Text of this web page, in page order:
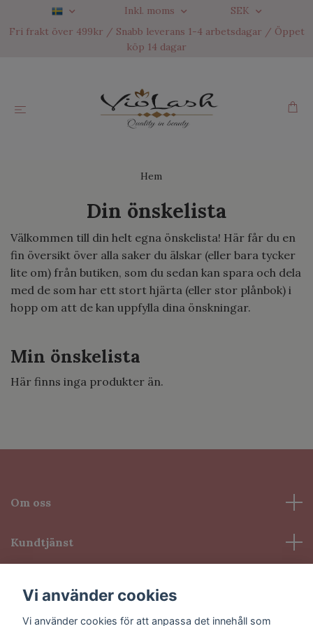
Inkl. moms
SEK
Fri frakt över 499kr / Snabb leverans 1-4 arbetsdagar / Öppet
köp 14 dagar
Hem
Din önskelista
Välkommen till din helt egna önskelista! Här får du en
fin översikt över alla saker du älskar (eller bara tycker
lite om) från butiken, som du sedan kan spara och dela
med de som har ett stort hjärta (eller stor plånbok) i
hopp om att de kan uppfylla dina önskningar.
Min önskelista
Här finns inga produkter än.
Om oss
Kundtjänst
Sociala medier
Vi använder cookies
Vi använder cookies för att anpassa det innehåll som